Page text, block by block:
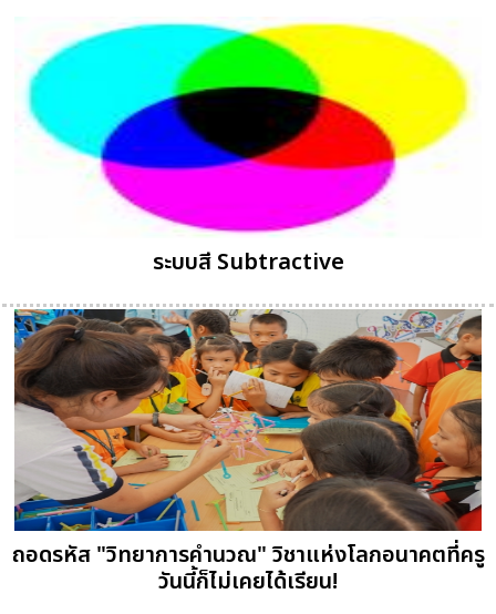
ระบบสี Subtractive
ถอดรหัส "วิทยาการคำนวณ" วิชาแห่งโลกอนาคตที่ครู
วันนี้ก็ไม่เคยได้เรียน!